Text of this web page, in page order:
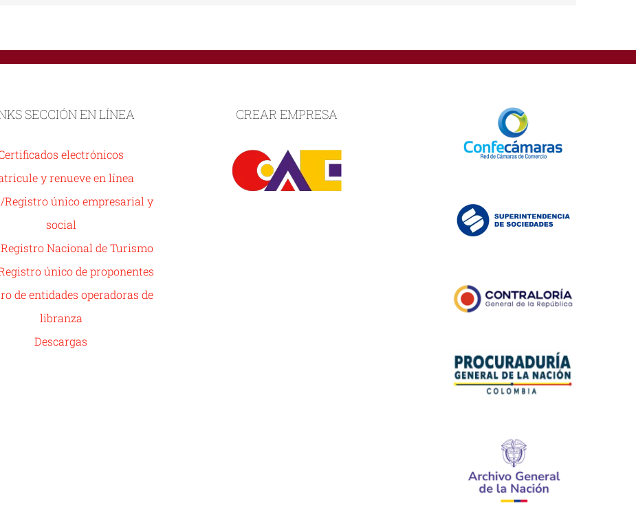
SECCIÓN EN LÍNEA
electrónicos
y renueve en línea
/Registro único empresarial y
social
Nacional de Turismo
único de proponentes
de entidades operadoras de
libranza
Descargas
CREAR EMPRESA